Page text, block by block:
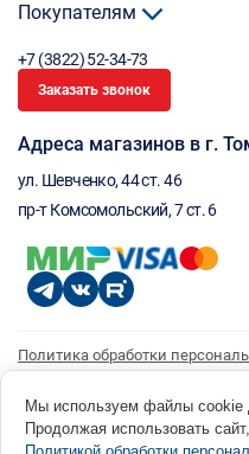
Покупателям
+7 (3822) 52-34-73
Заказать звонок
Адреса магазинов в г.
ул. Шевченко, 44 ст. 46
пр-т Комсомольский, 7 ст. 6
Политика обработки
Согласие на получение
© 1996 - 2026 инструмент парк «Мастер
Мы используем файлы cookie
Продолжая использовать